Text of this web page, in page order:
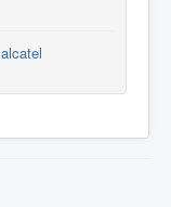
alcatel